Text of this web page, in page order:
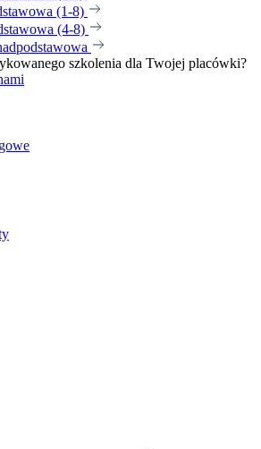
(1-8)
(4-8)
szkolenia dla Twojej placówki?